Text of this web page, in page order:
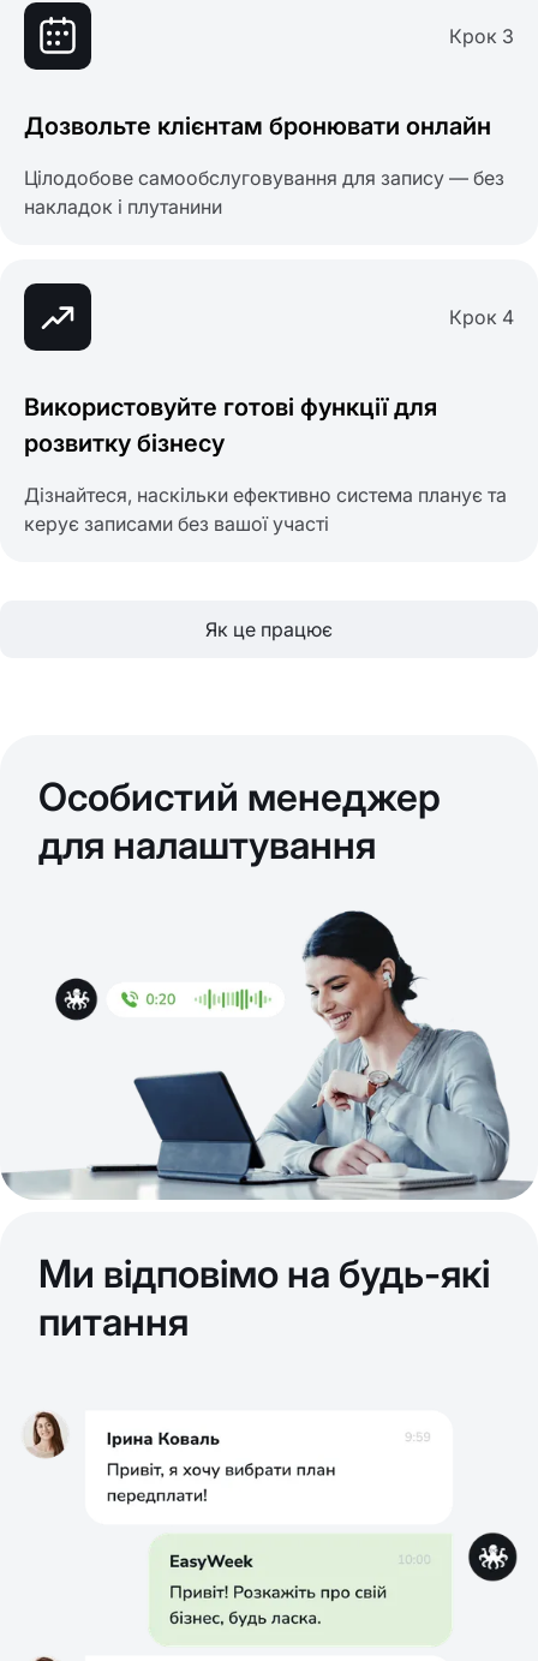
Крок 3
Дозвольте клієнтам бронювати онлайн
Цілодобове самообслуговування для запису — без
накладок і плутанини
Крок 4
Використовуйте готові функції для
розвитку бізнесу
Дізнайтеся, наскільки ефективно система планує та
керує записами без вашої участі
Як це працює
Особистий менеджер
для налаштування
Ми відповімо на будь-які
питання